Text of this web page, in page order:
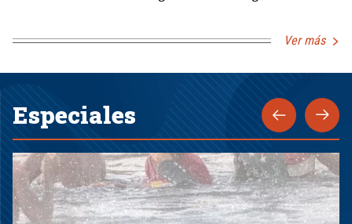
Ver más
Especiales